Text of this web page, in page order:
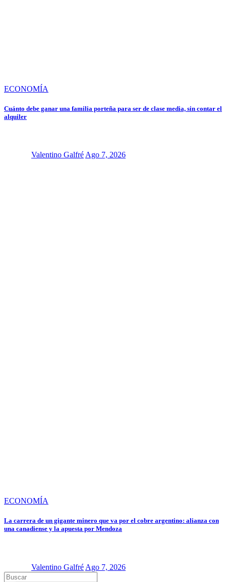
ECONOMÍA
Cuánto debe ganar una familia porteña para ser de clase media, sin contar el
alquiler
Valentino Galfré Ago 7, 2026
ECONOMÍA
La carrera de un gigante minero que va por el cobre argentino: alianza con
una canadiense y la apuesta por Mendoza
Valentino Galfré Ago 7, 2026